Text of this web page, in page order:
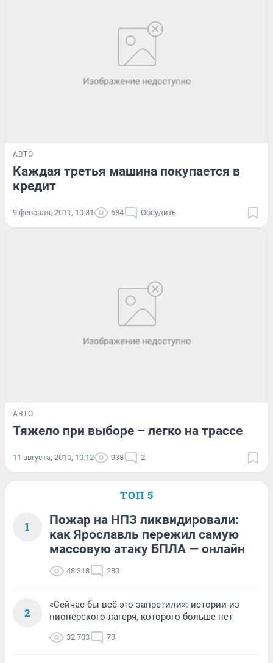
АВТО
Каждая третья машина покупается в
кредит
9 февраля, 2011, 10:31 684 Обсудить
АВТО
Тяжело при выборе – легко на трассе
11 августа, 2010, 10:12 938 2
ТОП 5
1
Пожар на НПЗ ликвидировали:
как Ярославль пережил самую
массовую атаку БПЛА — онлайн
48 318 280
2
«Сейчас бы всё это запретили»: истории из
пионерского лагеря, которого больше нет
32 703 73